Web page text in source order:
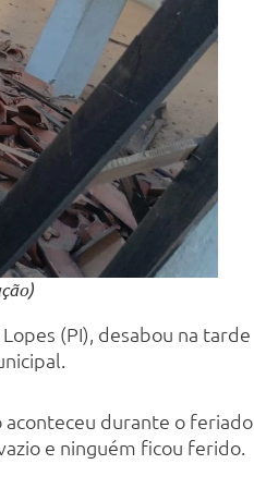
(PI), desabou na tarde
durante o feriado
e ninguém ficou ferido.